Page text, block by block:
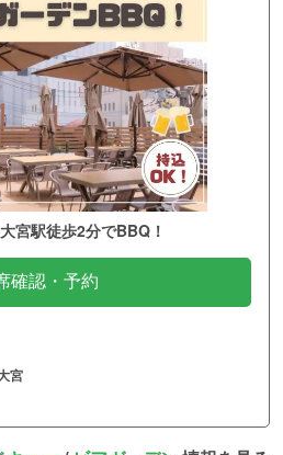
宮駅徒歩2分でBBQ！
確認・予約
宮